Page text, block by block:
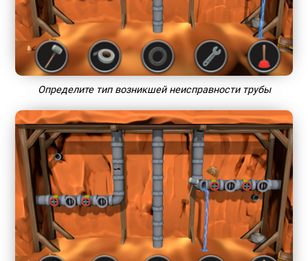
Определите тип возникшей неисправности трубы